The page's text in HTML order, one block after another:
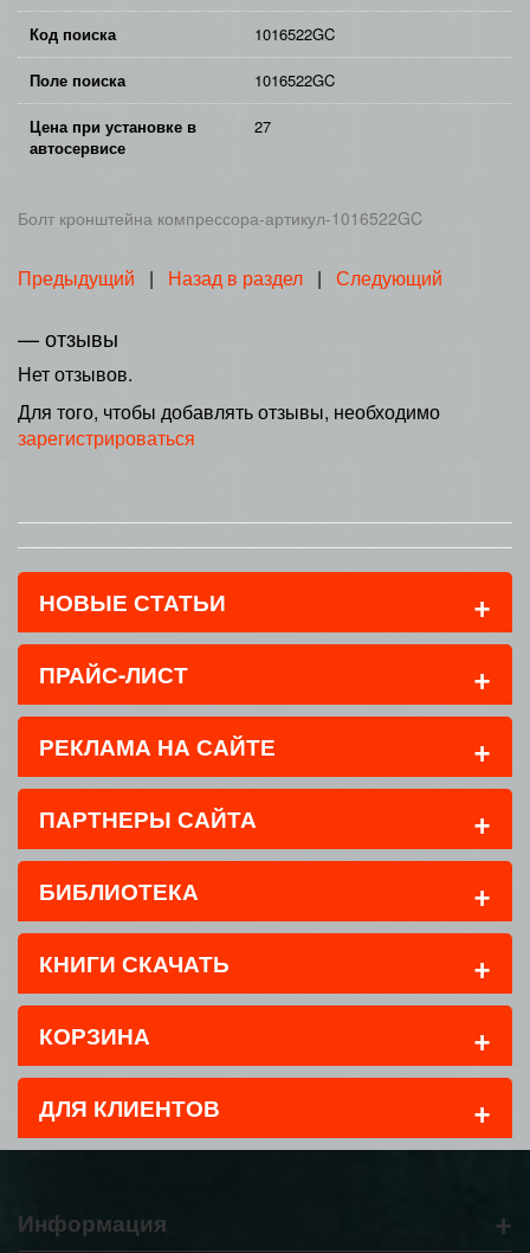
Код поиска 1016522GC
Поле поиска 1016522GC
Цена при установке в
автосервисе
27
Болт кронштейна компрессора-артикул-1016522GC
Предыдущий | Назад в раздел | Следующий
— отзывы
Нет отзывов.
Для того, чтобы добавлять отзывы, необходимо
зарегистрироваться
НОВЫЕ СТАТЬИ +
ПРАЙС-ЛИСТ +
РЕКЛАМА НА САЙТЕ +
ПАРТНЕРЫ САЙТА +
БИБЛИОТЕКА +
КНИГИ СКАЧАТЬ +
КОРЗИНА +
ДЛЯ КЛИЕНТОВ +
Информация +